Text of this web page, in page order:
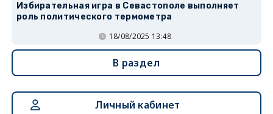
Избирательная игра в Севастополе выполняет
роль политического термометра
18/08/2025 13:48
В раздел
Личный кабинет